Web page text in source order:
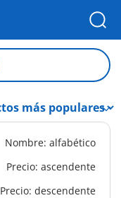
Nombre: alfabético
Precio: ascendente
Precio: descendente